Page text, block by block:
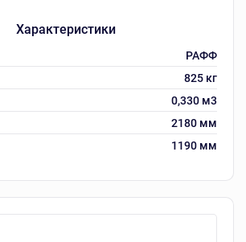
Характеристики
РАФФ
825 кг
0,330 м3
2180 мм
1190 мм